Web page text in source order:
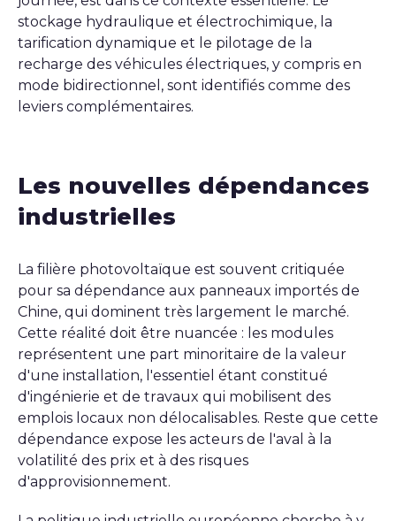
stockage hydraulique et électrochimique, la
tarification dynamique et le pilotage de la
recharge des véhicules électriques, y compris en
mode bidirectionnel, sont identifiés comme des
leviers complémentaires.
Les nouvelles dépendances
industrielles
La filière photovoltaïque est souvent critiquée
pour sa dépendance aux panneaux importés de
Chine, qui dominent très largement le marché.
Cette réalité doit être nuancée : les modules
représentent une part minoritaire de la valeur
d'une installation, l'essentiel étant constitué
d'ingénierie et de travaux qui mobilisent des
emplois locaux non délocalisables. Reste que cette
dépendance expose les acteurs de l'aval à la
volatilité des prix et à des risques
d'approvisionnement.